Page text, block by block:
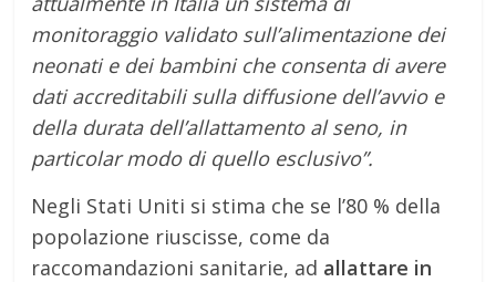
monitoraggio validato sull’alimentazione dei
neonati e dei bambini che consenta di avere
dati accreditabili sulla diffusione dell’avvio e
della durata dell’allattamento al seno, in
particolar modo di quello esclusivo”.
Negli Stati Uniti si stima che se l’80 % della
popolazione riuscisse, come da
raccomandazioni sanitarie, ad allattare in